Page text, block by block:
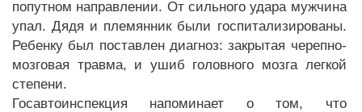
попутном направлении. От сильного удара мужчина
упал. Дядя и племянник были госпитализированы.
Ребенку был поставлен диагноз: закрытая черепно-
мозговая травма, и ушиб головного мозга легкой
степени.
Госавтоинспекция напоминает о том, что